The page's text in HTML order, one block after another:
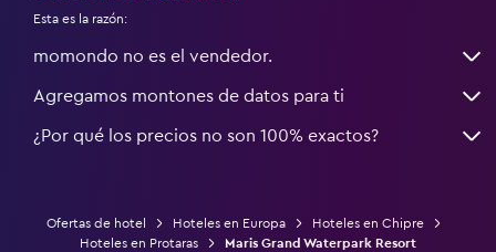
Esta es la razón:
momondo no es el vendedor.
Agregamos montones de datos para ti
¿Por qué los precios no son 100% exactos?
Ofertas de hotel Hoteles en Europa
Hoteles en Chipre
Hoteles en Protaras
Maris Grand Waterpark Resort